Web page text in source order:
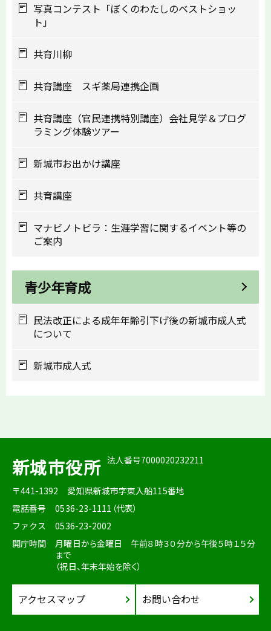
写真コンテスト「ぼくのわたしのベストショッ
ト」
共育川柳
共育講座 スギ薬局連携企画
共育講座（官民連携特別講座）会社見学＆プログ
ラミング体験ツアー
新城市お出かけ講座
共育講座
マナビノトビラ：生涯学習に関するイベント等の
ご案内
青少年育成
民法改正による成年年齢引下げ後の新城市成人式
について
新城市成人式
新城市役所 法人番号7000020232211
〒441-1392
愛知県新城市字東入船115番地
電話番号
0536-23-1111（代表）
ファクス
0536-23-2002
開庁時間
月曜日から金曜日 午前８時３０分から午後５時１５分
まで
（祝日、年末年始を除く）
アクセスマップ お問い合わせ